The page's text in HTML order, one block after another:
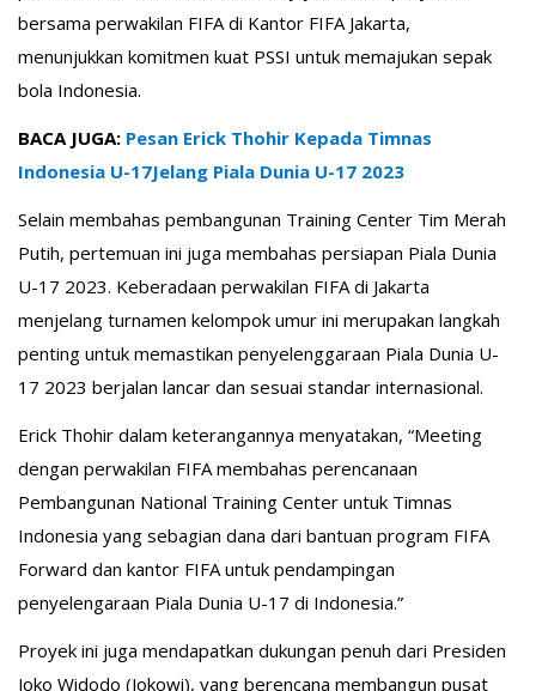
bersama perwakilan FIFA di Kantor FIFA Jakarta,
menunjukkan komitmen kuat PSSI untuk memajukan sepak
bola Indonesia.
BACA JUGA: Pesan Erick Thohir Kepada Timnas
Indonesia U-17Jelang Piala Dunia U-17 2023
Selain membahas pembangunan Training Center Tim Merah
Putih, pertemuan ini juga membahas persiapan Piala Dunia
U-17 2023. Keberadaan perwakilan FIFA di Jakarta
menjelang turnamen kelompok umur ini merupakan langkah
penting untuk memastikan penyelenggaraan Piala Dunia U-
17 2023 berjalan lancar dan sesuai standar internasional.
Erick Thohir dalam keterangannya menyatakan, “Meeting
dengan perwakilan FIFA membahas perencanaan
Pembangunan National Training Center untuk Timnas
Indonesia yang sebagian dana dari bantuan program FIFA
Forward dan kantor FIFA untuk pendampingan
penyelengaraan Piala Dunia U-17 di Indonesia.”
Proyek ini juga mendapatkan dukungan penuh dari Presiden
Joko Widodo (Jokowi), yang berencana membangun pusat